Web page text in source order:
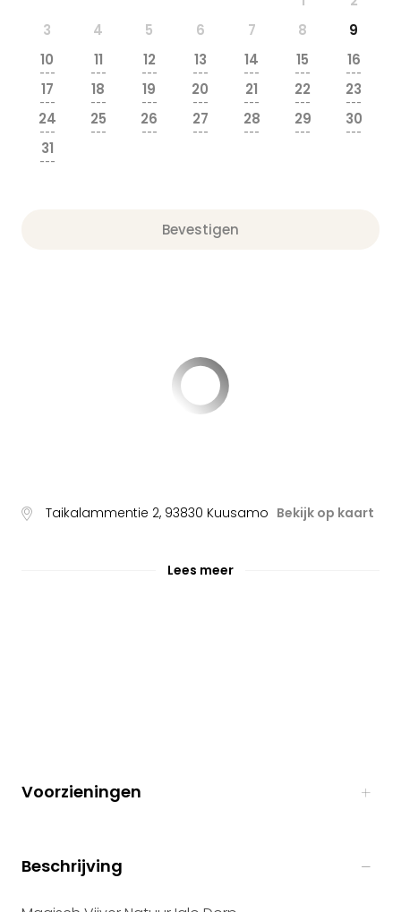
3
4 5 6 7 8
9
10
---
11
---
12
---
13
---
14
---
15
---
16
---
17
---
18
---
19
---
20
---
21
---
22
---
23
---
24
---
25
---
26
---
27
---
28
---
29
---
30
---
31
---
Bevestigen
Taikalammentie 2, 93830 Kuusamo Bekijk op kaart
Lees meer
Voorzieningen
Beschrijving